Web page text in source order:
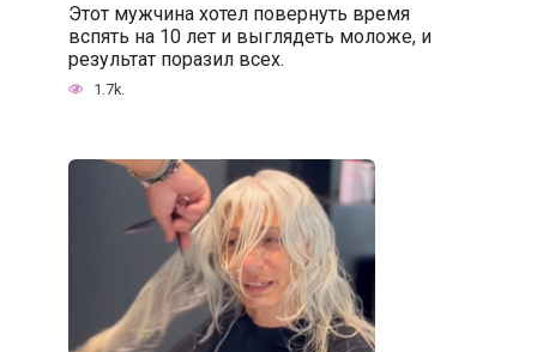
Этот мужчина хотел повернуть время
вспять на 10 лет и выглядеть моложе, и
результат поразил всех.
1.7k.